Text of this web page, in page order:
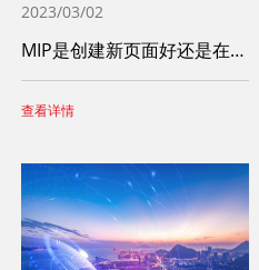
2023/03/02
MIP是创建新页面好还是在原页面上操作比
查看详情